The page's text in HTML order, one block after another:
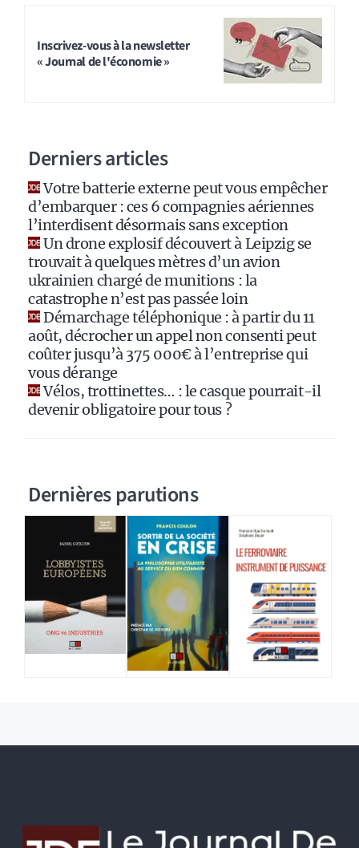
Inscrivez-vous à la newsletter
« Journal de l'économie »
Derniers articles
Votre batterie externe peut vous empêcher
d’embarquer : ces 6 compagnies aériennes
l’interdisent désormais sans exception
Un drone explosif découvert à Leipzig se
trouvait à quelques mètres d’un avion
ukrainien chargé de munitions : la
catastrophe n’est pas passée loin
Démarchage téléphonique : à partir du 11
août, décrocher un appel non consenti peut
coûter jusqu’à 375 000€ à l’entreprise qui
vous dérange
Vélos, trottinettes… : le casque pourrait-il
devenir obligatoire pour tous ?
Dernières parutions